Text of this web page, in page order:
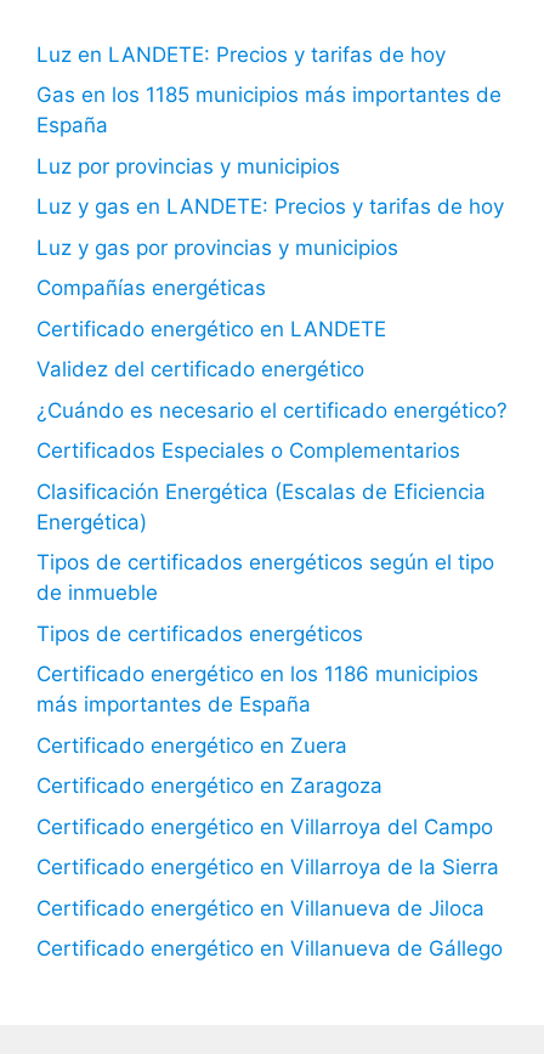
Luz en LANDETE: Precios y tarifas de hoy
Gas en los 1185 municipios más importantes de
España
Luz por provincias y municipios
Luz y gas en LANDETE: Precios y tarifas de hoy
Luz y gas por provincias y municipios
Compañías energéticas
Certificado energético en LANDETE
Validez del certificado energético
¿Cuándo es necesario el certificado energético?
Certificados Especiales o Complementarios
Clasificación Energética (Escalas de Eficiencia
Energética)
Tipos de certificados energéticos según el tipo
de inmueble
Tipos de certificados energéticos
Certificado energético en los 1186 municipios
más importantes de España
Certificado energético en Zuera
Certificado energético en Zaragoza
Certificado energético en Villarroya del Campo
Certificado energético en Villarroya de la Sierra
Certificado energético en Villanueva de Jiloca
Certificado energético en Villanueva de Gállego